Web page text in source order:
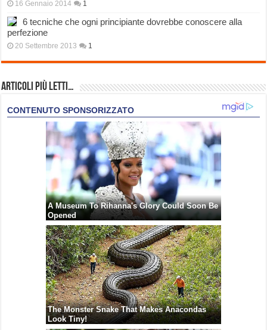
16 Gennaio 2014 1
6 tecniche che ogni principiante dovrebbe conoscere alla
perfezione
20 Settembre 2013 1
Articoli più Letti…